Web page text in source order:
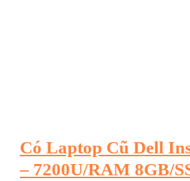
Có Laptop Cũ Dell
– 7200U/RAM 8GB/